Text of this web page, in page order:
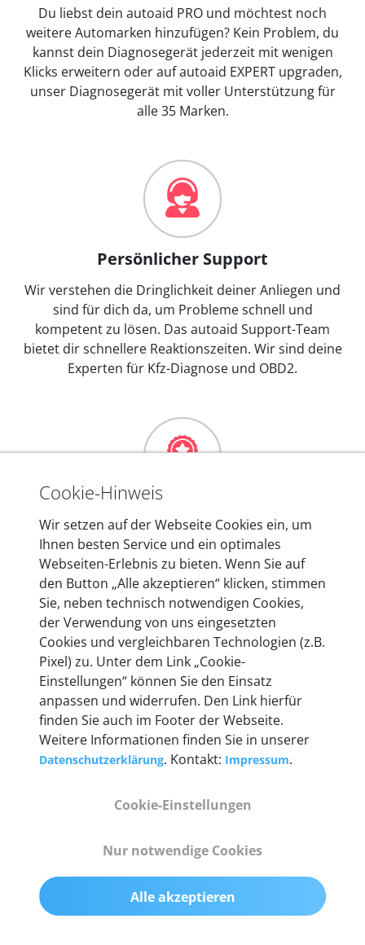
Du liebst dein autoaid PRO und möchtest noch
weitere Automarken hinzufügen? Kein Problem, du
kannst dein Diagnosegerät jederzeit mit wenigen
Klicks erweitern oder auf autoaid EXPERT upgraden,
unser Diagnosegerät mit voller Unterstützung für
alle 35 Marken.
Persönlicher Support
Wir verstehen die Dringlichkeit deiner Anliegen und
sind für dich da, um Probleme schnell und
kompetent zu lösen. Das autoaid Support-Team
bietet dir schnellere Reaktionszeiten. Wir sind deine
Experten für Kfz-Diagnose und OBD2.
Mehr als 10 Jahre Erfahrung
In den Kfz-Diagnosegeräten von autoaid stecken
mehr als 10 Jahre Erfahrung, und auch in Zukunft
entwickeln wir unsere Produkte am Standort in
Berlin laufend weiter. Auf diese Qualität vertrauen
heute mehr als 60.000 Privatkunden und
Unternehmen.
Technische Details &
Gewicht
Cookie-Hinweis
Wir setzen auf der Webseite Cookies ein, um
Ihnen besten Service und ein optimales
Webseiten-Erlebnis zu bieten. Wenn Sie auf
den Button „Alle akzeptieren“ klicken, stimmen
Sie, neben technisch notwendigen Cookies,
der Verwendung von uns eingesetzten
Cookies und vergleichbaren Technologien (z.B.
Pixel) zu. Unter dem Link „Cookie-
Einstellungen“ können Sie den Einsatz
anpassen und widerrufen. Den Link hierfür
finden Sie auch im Footer der Webseite.
Weitere Informationen finden Sie in unserer
Datenschutzerklärung. Kontakt: Impressum.
Cookie-Einstellungen
Nur notwendige Cookies
Alle akzeptieren